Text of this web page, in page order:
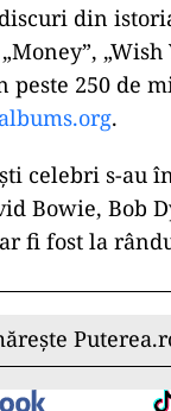
din
„Wish
peste 250 de
.
celebri s-au
Bowie, Bob
fi fost la